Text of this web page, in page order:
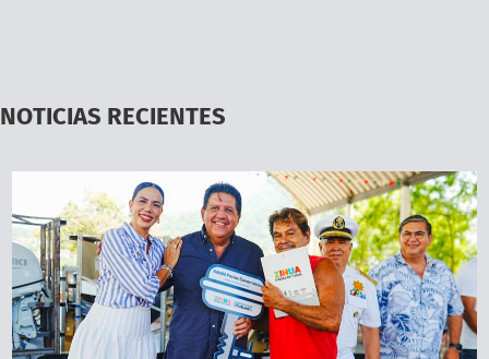
NOTICIAS RECIENTES